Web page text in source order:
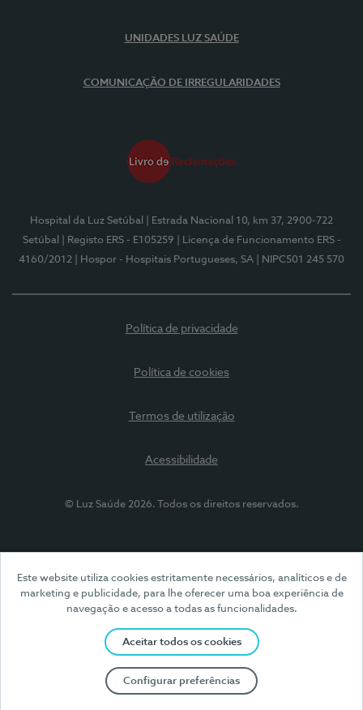
Este website utiliza cookies estritamente necessários, analíticos e de
marketing e publicidade, para lhe oferecer uma boa experiência de
navegação e acesso a todas as funcionalidades.
Aceitar todos os cookies
Configurar preferências
UNIDADES LUZ SAÚDE
COMUNICAÇÃO DE IRREGULARIDADES
Hospital da Luz Setúbal
| Estrada Nacional 10, km 37, 2900-722
Setúbal
| Registo ERS - E105259
| Licença de Funcionamento ERS -
4160/2012
| Hospor - Hospitais Portugueses, SA | NIPC501 245 570
Política de privacidade
Política de cookies
Termos de utilização
Acessibilidade
© Luz Saúde 2026. Todos os direitos reservados.